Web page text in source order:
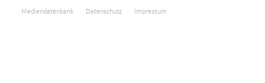
Mediendatenbank Datenschutz Impressum